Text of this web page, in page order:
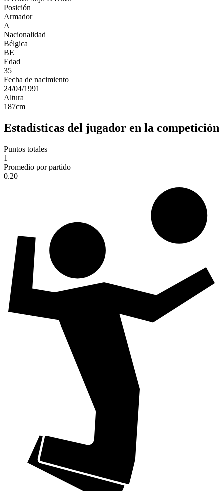
Posición
Armador
A
Nacionalidad
Bélgica
BE
Edad
35
Fecha de nacimiento
24/04/1991
Altura
187cm
Estadísticas del jugador en la competición
Puntos totales
1
Promedio por partido
0.20